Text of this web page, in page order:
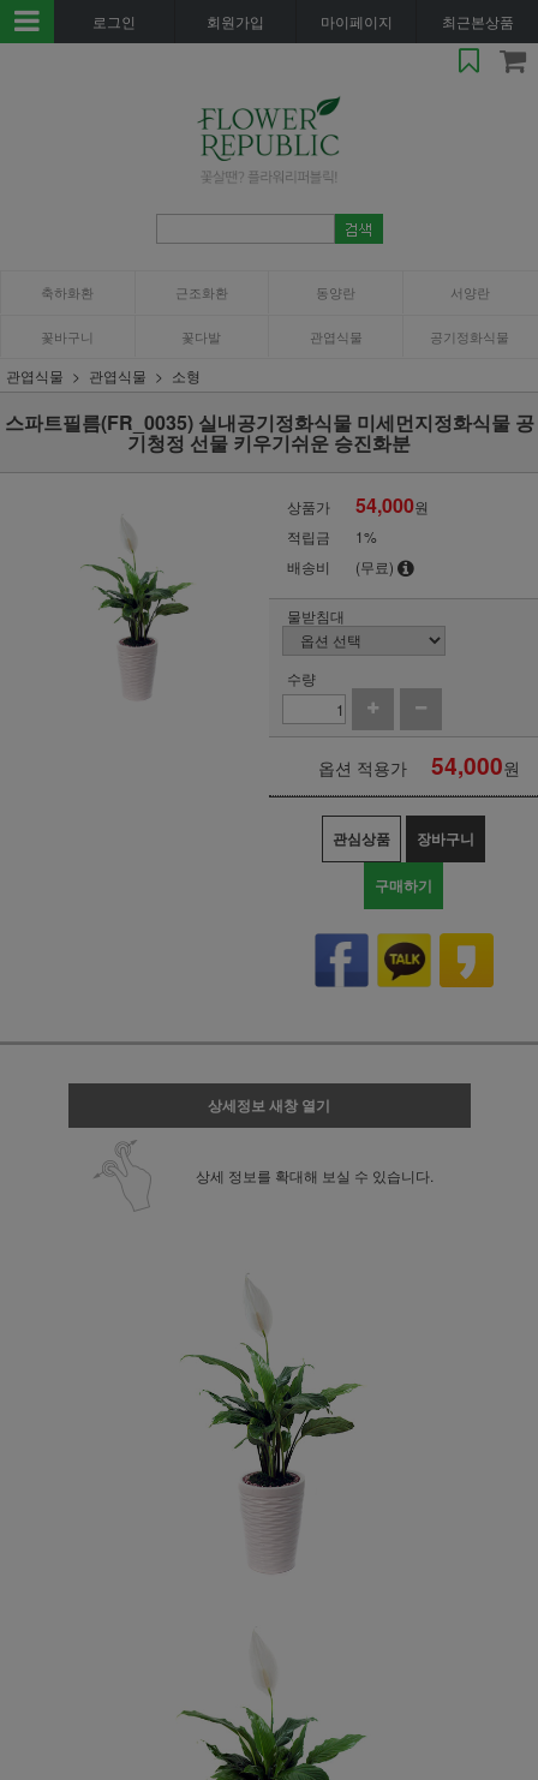
로그인 회원가입 마이페이지 최근본상품
축하화환 근조화환 동양란 서양란
꽃바구니 꽃다발 관엽식물 공기정화식물
관엽식물 관엽식물 소형
스파트필름(FR_0035) 실내공기정화식물 미세먼지정화식물 공
기청정 선물 키우기쉬운 승진화분
상품가 54,000원
적립금
1%
배송비
(무료)
물받침대
수량
옵션 적용가 54,000원
관심상품 장바구니
구매하기
상세정보 새창 열기
상세 정보를 확대해 보실 수 있습니다.